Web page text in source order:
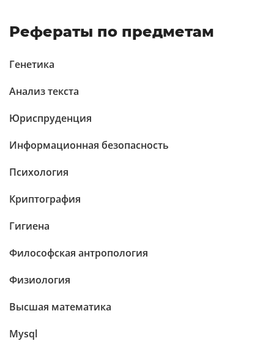
Рефераты по предметам
Генетика
Анализ текста
Юриспруденция
Информационная безопасность
Психология
Криптография
Гигиена
Философская антропология
Физиология
Высшая математика
Mysql